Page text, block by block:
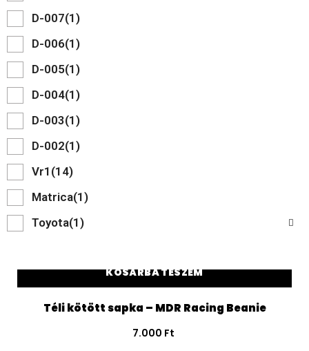
D-007(1)
D-006(1)
D-005(1)
D-004(1)
D-003(1)
D-002(1)
Vr1 (14)
Matrica(1)
Toyota(1)
KOSÁRBA TESZEM
Téli kötött sapka – MDR Racing Beanie
7.000 Ft